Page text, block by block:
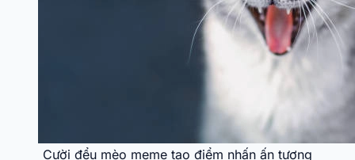
Cười đểu mèo meme tạo điểm nhấn ấn tượng